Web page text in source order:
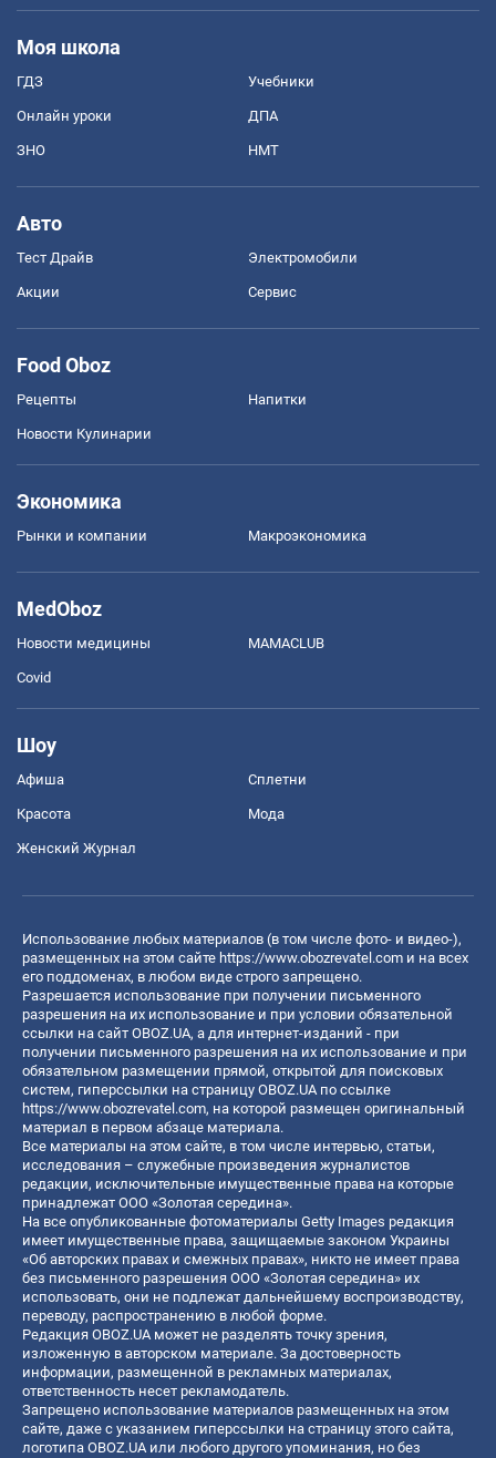
Моя школа
ГДЗ Учебники
Онлайн уроки ДПА
ЗНО НМТ
Авто
Тест Драйв Электромобили
Акции Сервис
Food Oboz
Рецепты Напитки
Новости Кулинарии
Экономика
Рынки и компании Mакроэкономика
MedOboz
Новости медицины MAMACLUB
Covid
Шоу
Афиша Сплетни
Красота Мода
Женский Журнал
Использование любых материалов (в том числе фото- и видео-),
размещенных на этом сайте https://www.obozrevatel.com и на всех
его поддоменах, в любом виде строго запрещено.
Разрешается использование при получении письменного
разрешения на их использование и при условии обязательной
ссылки на сайт OBOZ.UA, а для интернет-изданий - при
получении письменного разрешения на их использование и при
обязательном размещении прямой, открытой для поисковых
систем, гиперссылки на страницу OBOZ.UA по ссылке
https://www.obozrevatel.com, на которой размещен оригинальный
материал в первом абзаце материала.
Все материалы на этом сайте, в том числе интервью, статьи,
исследования – служебные произведения журналистов
редакции, исключительные имущественные права на которые
принадлежат ООО «Золотая середина».
На все опубликованные фотоматериалы Getty Images редакция
имеет имущественные права, защищаемые законом Украины
«Об авторских правах и смежных правах», никто не имеет права
без письменного разрешения ООО «Золотая середина» их
использовать, они не подлежат дальнейшему воспроизводству,
переводу, распространению в любой форме.
Редакция OBOZ.UA может не разделять точку зрения,
изложенную в авторском материале. За достоверность
информации, размещенной в рекламных материалах,
ответственность несет рекламодатель.
Запрещено использование материалов размещенных на этом
сайте, даже с указанием гиперссылки на страницу этого сайта,
логотипа OBOZ.UA или любого другого упоминания, но без